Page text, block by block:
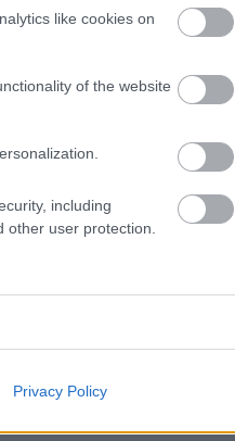
like cookies on
of the website
including
user protection.
Privacy Policy
λυκείου - Λήγουν οι
ΓΑΔΑ